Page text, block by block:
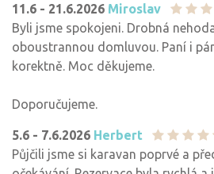
11.6 - 21.6.2026 Miroslav
Byli jsme spokojeni. Drobná
oboustrannou domluvou. Paní i
korektně. Moc děkujeme.
Doporučujeme.
5.6 - 7.6.2026 Herbert
Půjčili jsme si karavan poprvé a